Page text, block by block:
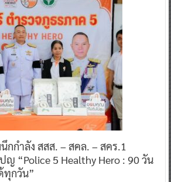
กกำลัง สสส. – สคล. – สคร.1
ญ “Police 5 Healthy Hero : 90 วัน
ทุกวัน”